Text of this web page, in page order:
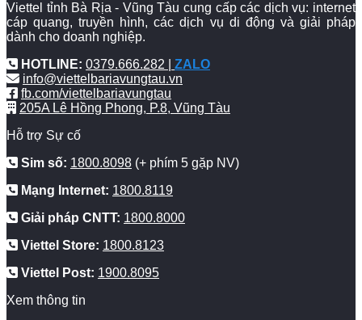
Viettel tỉnh Bà Rịa - Vũng Tàu cung cấp các dịch vụ: internet
cáp quang, truyền hình, các dịch vụ di động và giải pháp
dành cho doanh nghiệp.
HOTLINE: 0379.666.282 | ZALO
info@viettelbariavungtau.vn
fb.com/viettelbariavungtau
205A Lê Hồng Phong, P.8, Vũng Tàu
Hỗ trợ Sự cố
Sim số: 1800.8098 (+ phím 5 gặp NV)
Mạng Internet: 1800.8119
Giải pháp CNTT: 1800.8000
Viettel Store: 1800.8123
Viettel Post: 1900.8095
Xem thông tin